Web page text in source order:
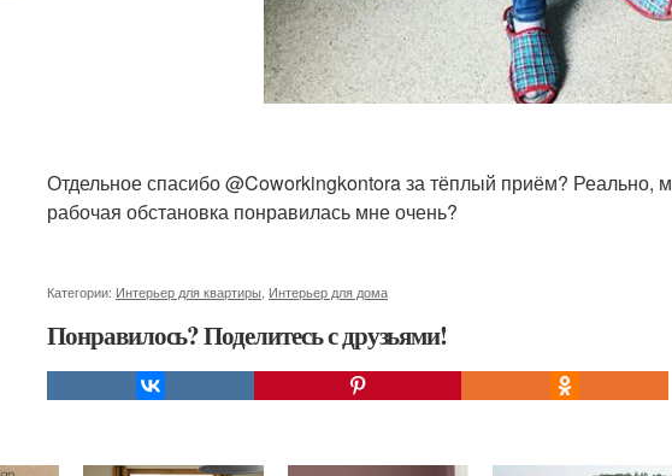
Отдельное спасибо @Coworkingkontora за тёплый приём? Реально,
рабочая обстановка понравилась мне очень?
Категории: Интерьер для квартиры Интерьер для дома
Понравилось? Поделитесь с друзьями!